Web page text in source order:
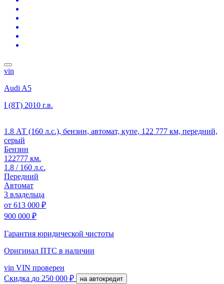
vin
Audi A5
I (8T) 2010 г.в.
1.8 АТ (160 л.с.), бензин, автомат, купе, 122 777 км, передний,
серый
Бензин
122777 км.
1.8 / 160 л.с.
Передний
Автомат
3 владельца
от 613 000 ₽
900 000 ₽
Гарантия юридической чистоты
Оригинал ПТС в наличии
vin VIN проверен
Скидка до 250 000 ₽ на автокредит